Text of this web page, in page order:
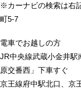
※カーナビの検索は右
町5-7
電車でお越しの方
JR中央線武蔵小金井駅
原交番西」下車すぐ
京王線府中駅北口、京